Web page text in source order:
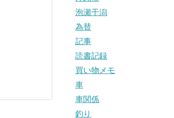
泡瀬干潟
為替
記事
読書記録
買い物メモ
車
車関係
釣り